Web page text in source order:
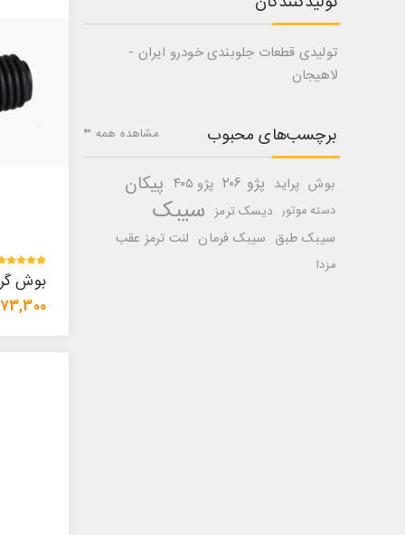
بوش
73,300 تومان
تولیدی قطعات جلوبندی خودرو ایران -
لاهیجان
برچسب‌های محبوب
بوش پراید پژو ۲۰۶ پژو ۴۰۵ پیکان
دسته موتور دیسک ترمز سیبک
سیبک طبق سیبک فرمان لنت ترمز عقب
مزدا
مشاهده همه